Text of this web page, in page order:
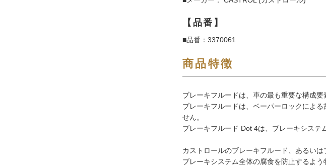
【品番】
■品番：3370061
商品特徴
ブレーキフルードは、車の最も重要な構成要
ブレーキフルードは、ベーパーロックによ
せん。
ブレーキフルード Dot 4は、ブレーキシステ
カストロールのブレーキフルード、あるい
ブレーキシステム全体の腐食を防止するよ